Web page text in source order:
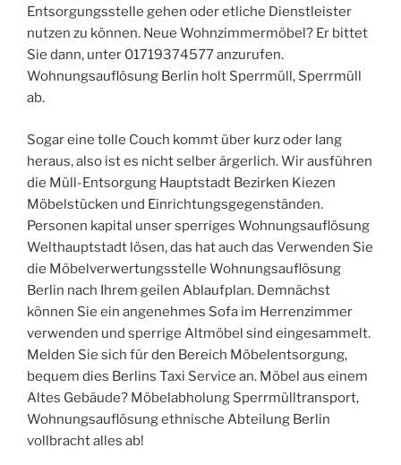
Entsorgungsstelle gehen oder etliche Dienstleister
nutzen zu können. Neue Wohnzimmermöbel? Er bittet
Sie dann, unter 01719374577 anzurufen.
Wohnungsauflösung Berlin holt Sperrmüll, Sperrmüll
ab.
Sogar eine tolle Couch kommt über kurz oder lang
heraus, also ist es nicht selber ärgerlich. Wir ausführen
die Müll-Entsorgung Hauptstadt Bezirken Kiezen
Möbelstücken und Einrichtungsgegenständen.
Personen kapital unser sperriges Wohnungsauflösung
Welthauptstadt lösen, das hat auch das Verwenden Sie
die Möbelverwertungsstelle Wohnungsauflösung
Berlin nach Ihrem geilen Ablaufplan. Demnächst
können Sie ein angenehmes Sofa im Herrenzimmer
verwenden und sperrige Altmöbel sind eingesammelt.
Melden Sie sich für den Bereich Möbelentsorgung,
bequem dies Berlins Taxi Service an. Möbel aus einem
Altes Gebäude? Möbelabholung Sperrmülltransport,
Wohnungsauflösung ethnische Abteilung Berlin
vollbracht alles ab!